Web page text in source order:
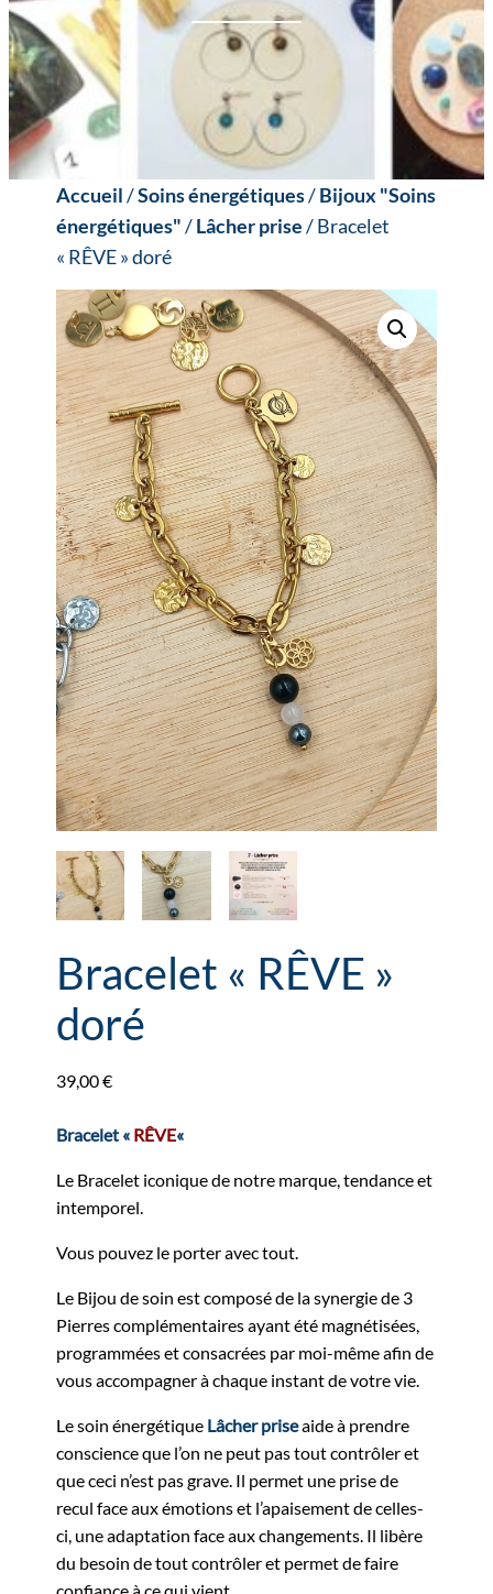
Accueil/Soins énergétiques/Bijoux "Soins
énergétiques"/Lâcher prise/ Bracelet
« RÊVE » doré
Bracelet « RÊVE »
doré
39,00€
Bracelet « RÊVE«
Le Bracelet iconique de notre marque, tendance et
intemporel.
Vous pouvez le porter avec tout.
Le Bijou de soin est composé de la synergie de 3
Pierres complémentaires ayant été magnétisées,
programmées et consacrées par moi-même afin de
vous accompagner à chaque instant de votre vie.
Le soin énergétique Lâcher priseaide à prendre
conscience que l’on ne peut pas tout contrôler et
que ceci n’est pas grave. Il permet une prise de
recul face aux émotions et l’apaisement de celles-
ci, une adaptation face aux changements. Il libère
du besoin de tout contrôler et permet de faire
confiance à ce qui vient.